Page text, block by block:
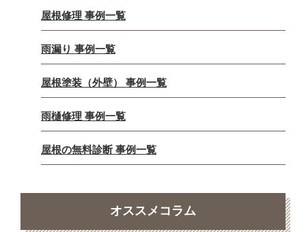
屋根修理 事例一覧
雨漏り 事例一覧
屋根塗装（外壁） 事例一覧
雨樋修理 事例一覧
屋根の無料診断 事例一覧
オススメコラム